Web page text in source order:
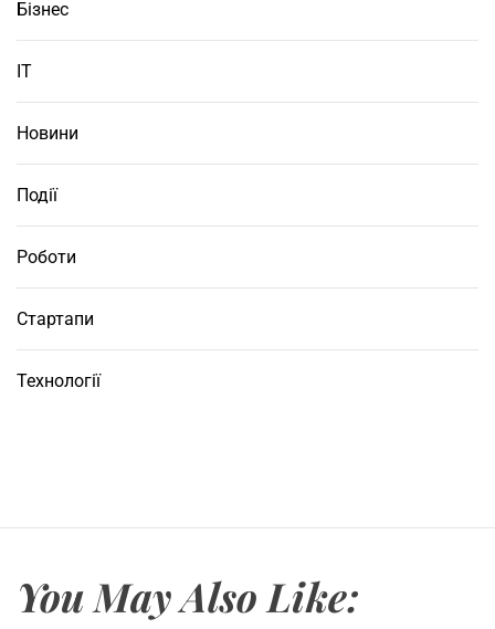
Бізнес
ІТ
Новини
Події
Роботи
Стартапи
Технології
You May Also Like: